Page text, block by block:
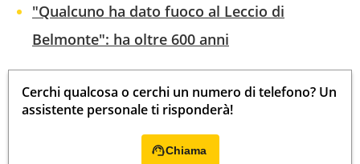
"Qualcuno ha dato fuoco al Leccio di
Belmonte": ha oltre 600 anni
Cerchi qualcosa o cerchi un numero di telefono? Un
assistente personale ti risponderà!
Chiama